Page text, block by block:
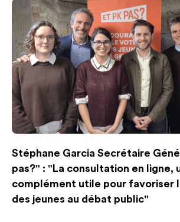
Stéphane Garcia Secrétaire
pas?" : "La consultation en ligne,
complément utile pour favoriser
des jeunes au débat public"